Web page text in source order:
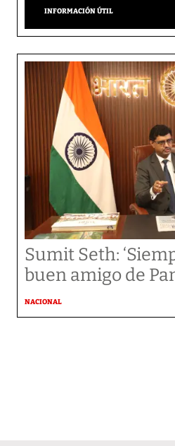
INFORMACIÓN ÚTIL
Sumit Seth:
buen amigo de
NACIONAL